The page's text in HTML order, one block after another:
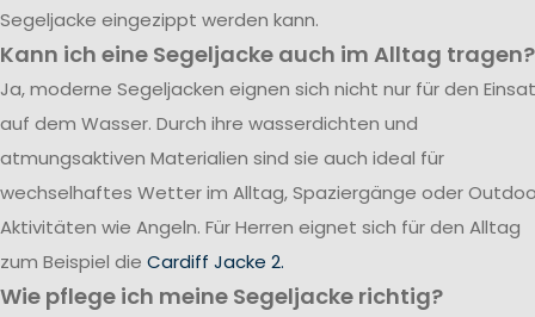
Segeljacke eingezippt werden kann.
Kann ich eine Segeljacke auch im Alltag tragen?
Ja, moderne Segeljacken eignen sich nicht nur für den
auf dem Wasser. Durch ihre wasserdichten und
atmungsaktiven Materialien sind sie auch ideal für
wechselhaftes Wetter im Alltag, Spaziergänge oder
Aktivitäten wie Angeln. Für Herren eignet sich für den Alltag
zum Beispiel die Cardiff Jacke 2.
Wie pflege ich meine Segeljacke richtig?